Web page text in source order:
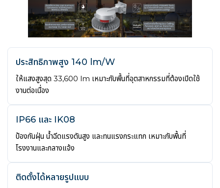
ประสิทธิภาพสูง 140 lm/W
ให้แสงสูงสุด 33,600 lm เหมาะกับพื้นที่อุตสาหกรรมที่ต้องเปิดใช้
งานต่อเนื่อง
IP66 และ IK08
ป้องกันฝุ่น น้ำฉีดแรงดันสูง และทนแรงกระแทก เหมาะกับพื้นที่
โรงงานและกลางแจ้ง
ติดตั้งได้หลายรูปแบบ